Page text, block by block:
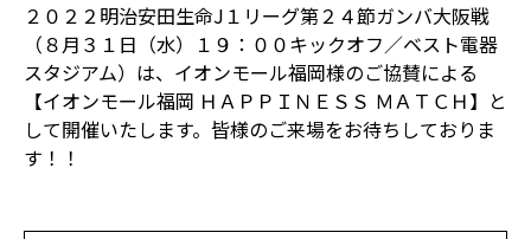
２０２２明治安田生命J１リーグ第２４節ガンバ大阪戦
（８月３１日（水）１９：００キックオフ／ベスト電器
スタジアム）は、イオンモール福岡様のご協賛による
【イオンモール福岡 ＨＡＰＰＩＮＥＳＳ ＭＡＴＣＨ】と
して開催いたします。皆様のご来場をお待ちしておりま
す！！